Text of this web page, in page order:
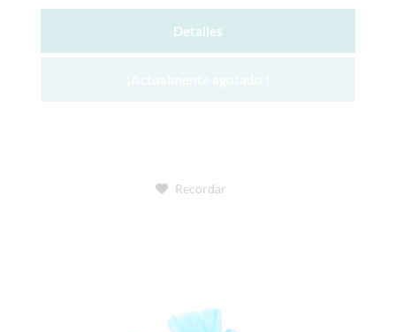
Detalles
Recordar